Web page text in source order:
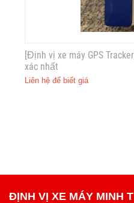
[Định vị xe máy GPS
xác nhất
Liên hệ để biết giá
ĐỊNH VỊ XE MÁY MINH T